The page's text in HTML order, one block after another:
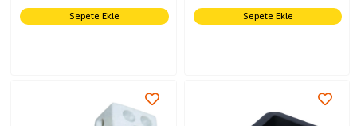
Sepete Ekle Sepete Ekle